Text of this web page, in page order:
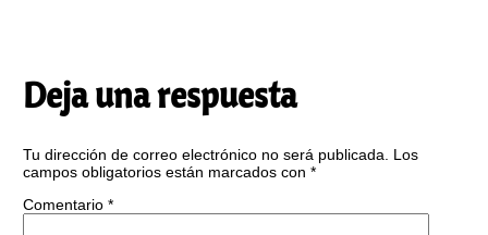
Deja una respuesta
Tu dirección de correo electrónico no será publicada.
Los
campos obligatorios están marcados con *
Comentario *